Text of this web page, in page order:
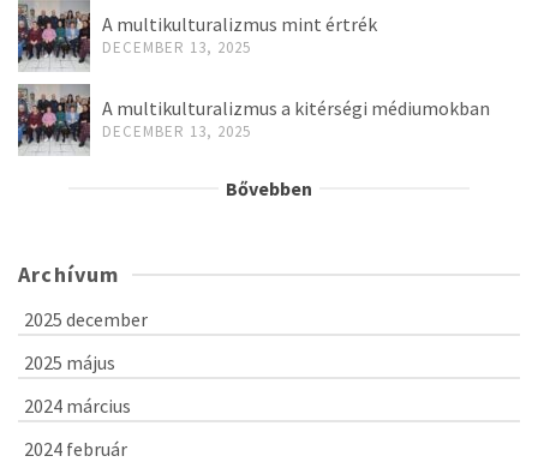
A multikulturalizmus mint értrék
DECEMBER 13, 2025
A multikulturalizmus a kitérségi médiumokban
DECEMBER 13, 2025
Bővebben
Archívum
2025 december
2025 május
2024 március
2024 február